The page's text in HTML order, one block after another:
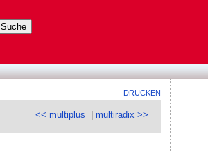
DRUCKEN
<< multiplus |multiradix >>